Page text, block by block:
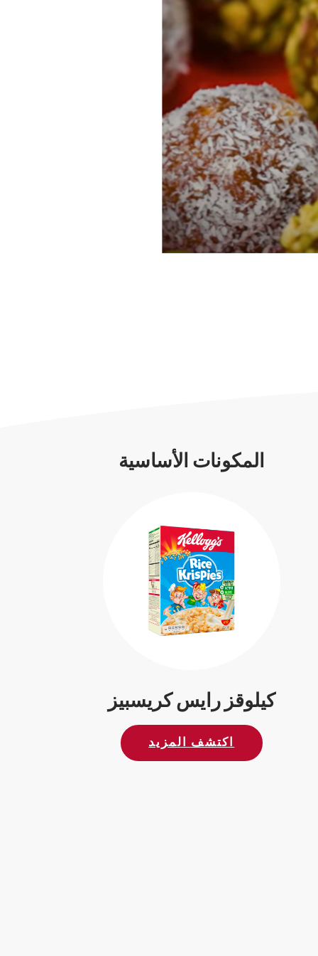
المكونات الأساسية
كيلوقز رايس كريسبيز
اكتشف المزيد